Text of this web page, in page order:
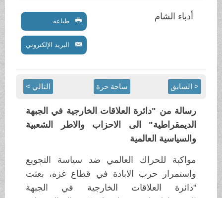
أدباء الشام طباعة
البريد الإلكتروني
< السابق ساحة حرة التالي >
رسالة من "دائرة العلاقات الخارجية في الجبهة
الديمقراطية" الى الاحزاب والاطر الشعبية
والسياسية العالمية
مواكبة للحراك العالمي ضد سياسة التجويع
واستمرار حرب الابادة في قطاع غزه، بعثت
"دائرة العلاقات الخارجية في الجبهة